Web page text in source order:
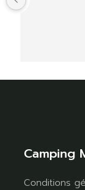
Camping
Conditions